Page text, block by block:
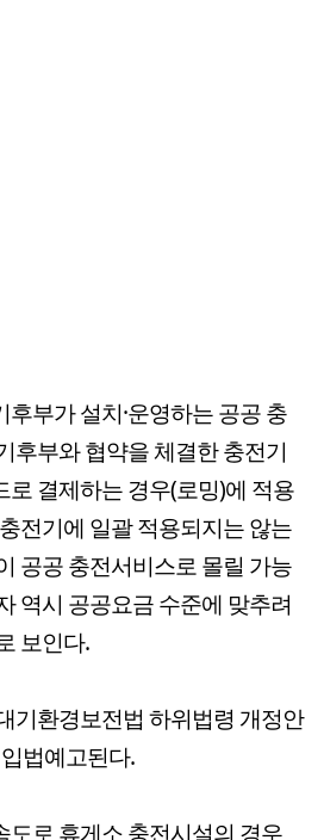
부가 설치·운영하는 공공 충
후부와 협약을 체결한 충전기
로 결제하는 경우(로밍)에 적용
전기에 일괄 적용되지는 않는
공공 충전서비스로 몰릴 가능
역시 공공요금 수준에 맞추려
보인다.
기환경보전법 하위법령 개정안
법예고된다.
도로 휴게소 충전시설의 경우